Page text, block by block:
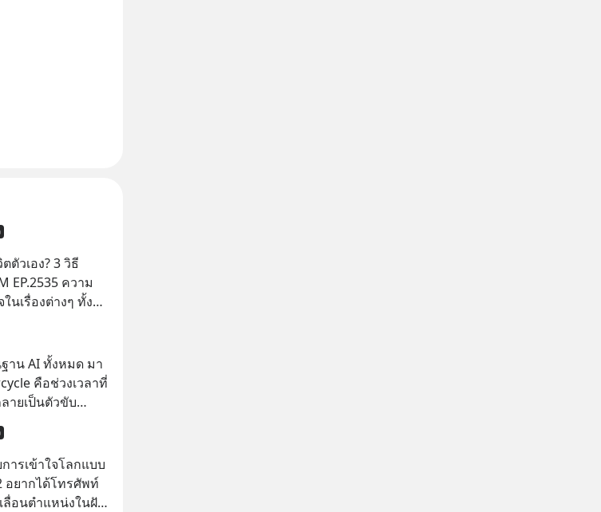
ตัวเอง? 3 วิธี
EP.2535 ความ
นเรื่องต่างๆ ทั้ง
มีทางเลือก
ก็จะเห็นความแตก
รเลือกและตัดสิน
ห้กับเรา แล้วเรา
ติดตามได้ในพอด
าน AI ทั้งหมด มา
คือช่วงเวลาที่
ายเป็นตัวขับ
นี้
ารเข้าใจโลกแบบ
อยากได้โทรศัพท์
ลื่อนตำแหน่งในฝัน